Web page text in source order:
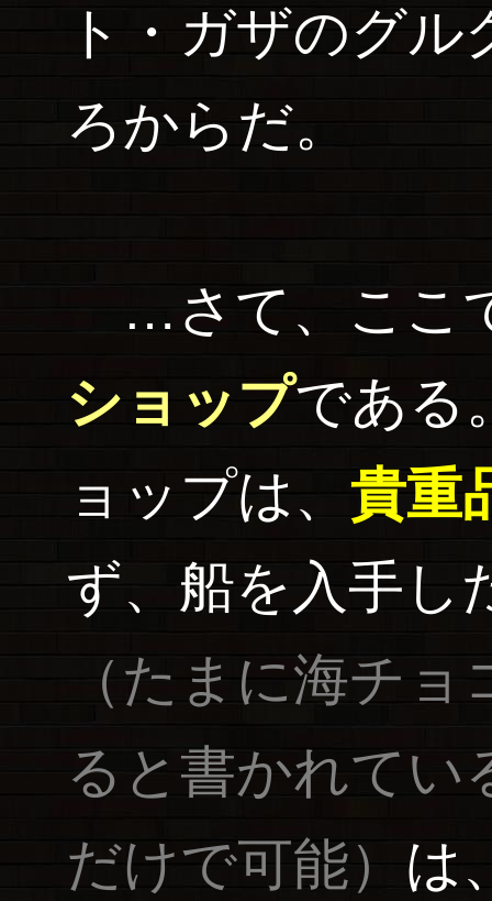
ト・ガザのグ
ろからだ。
…さて、ここ
ショップである
ョップは、 貴重
ず、船を入手し
（たまに海チ
ると書かれてい
だけで可能） は